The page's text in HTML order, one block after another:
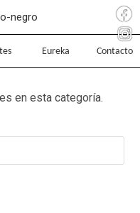
Eureka Contacto
en esta categoría.